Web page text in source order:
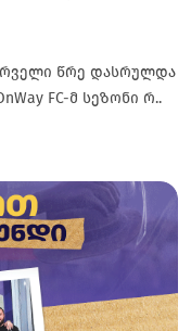
წრე დასრულდა
FC-მ სეზონი რ..